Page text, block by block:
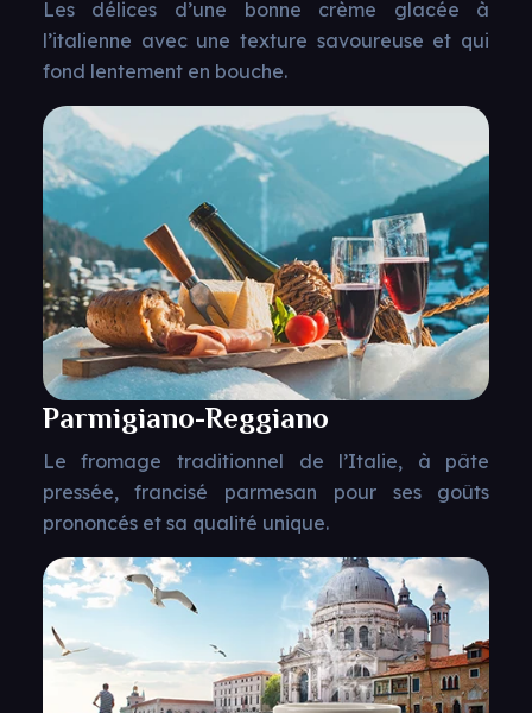
Les délices d’une bonne crème glacée à
l’italienne avec une texture savoureuse et qui
fond lentement en bouche.
Parmigiano-Reggiano
Le fromage traditionnel de l’Italie, à pâte
pressée, francisé parmesan pour ses goûts
prononcés et sa qualité unique.